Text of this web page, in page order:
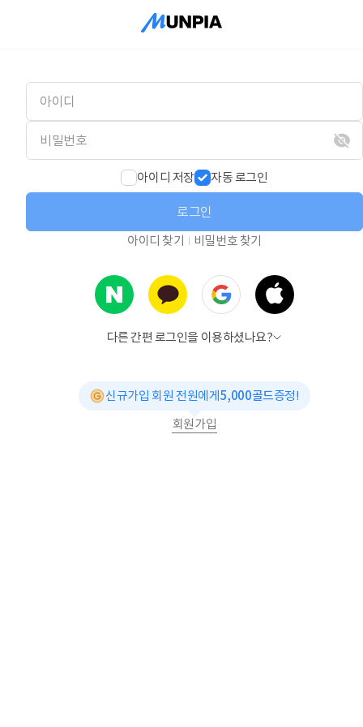
아이디 저장 자동 로그인
로그인
아이디 찾기 비밀번호 찾기
다른 간편 로그인을 이용하셨나요?
신규가입 회원 전원에게5,000골드증정!
회원가입